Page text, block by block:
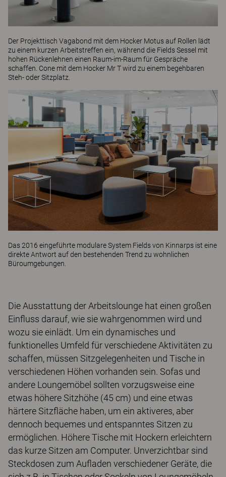
Der Projekttisch Vagabond mit dem Hocker Motusauf Rollen lädt
zu einem kurzen Arbeitstreffen ein, während die FieldsSessel mit
hohen Rückenlehnen einen Raum-im-Raum für Gespräche
schaffen. Cone mit dem Hocker Mr Twird zu einem begehbaren
Steh- oder Sitzplatz.
Das 2016 eingeführte modulare System Fieldsvon Kinnarps ist eine
direkte Antwort auf den bestehenden Trend zu wohnlichen
Büroumgebungen.
Die Ausstattung der Arbeitslounge hat einen großen
Einfluss darauf, wie sie wahrgenommen wird und
wozu sie einlädt. Um ein dynamisches und
funktionelles Umfeld für verschiedene Aktivitäten zu
schaffen, müssen Sitzgelegenheiten und Tische in
verschiedenen Höhen vorhanden sein. Sofas und
andere Loungemöbel sollten vorzugsweise eine
etwas höhere Sitzhöhe (45 cm) und eine etwas
härtere Sitzfläche haben, um ein aktiveres, aber
dennoch bequemes und entspanntes Sitzen zu
ermöglichen. Höhere Tische mit Hockern erleichtern
das kurze Sitzen am Computer. Unverzichtbar sind
Steckdosen zum Aufladen verschiedener Geräte, die